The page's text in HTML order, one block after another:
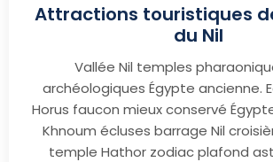
Attractions touristiques
du Nil
Vallée Nil temples
archéologiques Égypte ancienne.
Horus faucon mieux conservé
Khnoum écluses barrage Nil
temple Hathor zodiac plafond